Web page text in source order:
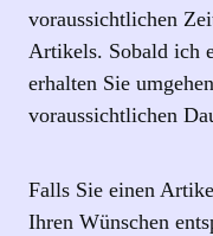
voraussichtlichen
Artikels. Sobald ich
erhalten Sie
voraussichtlichen
Falls Sie einen
Ihren Wünschen